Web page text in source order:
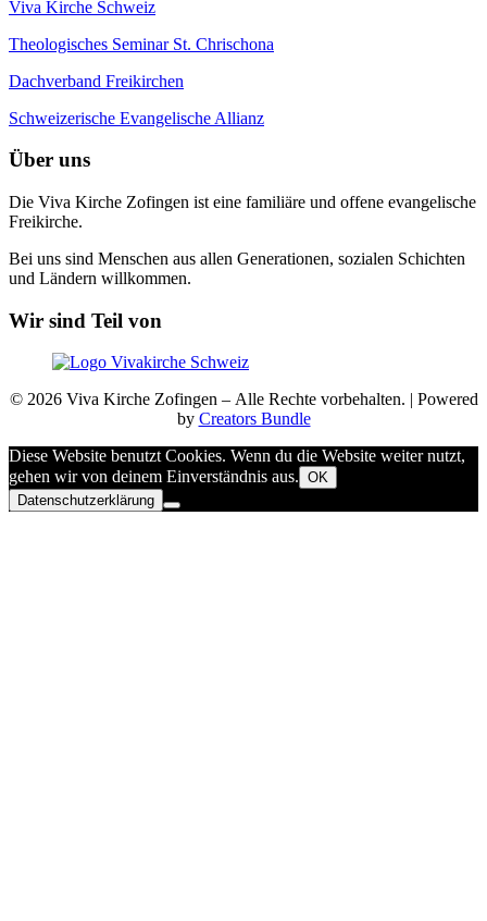
Viva Kirche Schweiz
Theologisches Seminar St. Chrischona
Dachverband Freikirchen
Schweizerische Evangelische Allianz
Über uns
Die Viva Kirche Zofingen ist eine familiäre und offene evangelische
Freikirche.
Bei uns sind Menschen aus allen Generationen, sozialen Schichten
und Ländern willkommen.
Wir sind Teil von
© 2026 Viva Kirche Zofingen – Alle Rechte vorbehalten. | Powered
by Creators Bundle
Diese Website benutzt Cookies. Wenn du die Website weiter nutzt,
gehen wir von deinem Einverständnis aus. OK
Datenschutzerklärung